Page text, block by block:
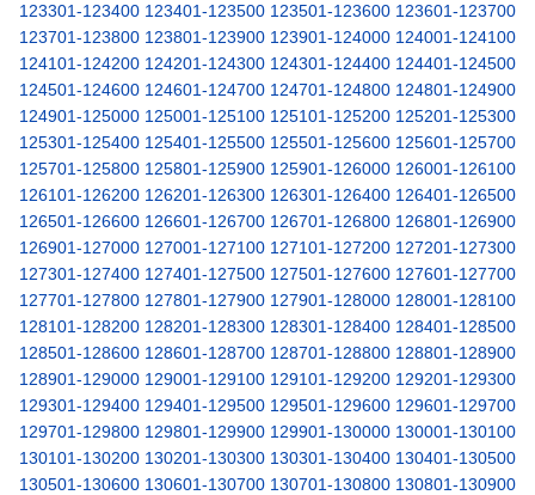
123301-123400 123401-123500 123501-123600 123601-123700
123701-123800 123801-123900 123901-124000 124001-124100
124101-124200 124201-124300 124301-124400 124401-124500
124501-124600 124601-124700 124701-124800 124801-124900
124901-125000 125001-125100 125101-125200 125201-125300
125301-125400 125401-125500 125501-125600 125601-125700
125701-125800 125801-125900 125901-126000 126001-126100
126101-126200 126201-126300 126301-126400 126401-126500
126501-126600 126601-126700 126701-126800 126801-126900
126901-127000 127001-127100 127101-127200 127201-127300
127301-127400 127401-127500 127501-127600 127601-127700
127701-127800 127801-127900 127901-128000 128001-128100
128101-128200 128201-128300 128301-128400 128401-128500
128501-128600 128601-128700 128701-128800 128801-128900
128901-129000 129001-129100 129101-129200 129201-129300
129301-129400 129401-129500 129501-129600 129601-129700
129701-129800 129801-129900 129901-130000 130001-130100
130101-130200 130201-130300 130301-130400 130401-130500
130501-130600 130601-130700 130701-130800 130801-130900